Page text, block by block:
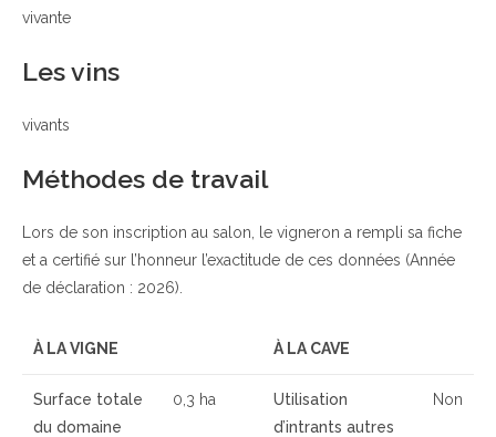
vivante
Les vins
vivants
Méthodes de travail
Lors de son inscription au salon, le vigneron a rempli sa fiche
et a certifié sur l’honneur l’exactitude de ces données (Année
de déclaration : 2026).
À LA VIGNE À LA CAVE
Surface totale
du domaine
0,3 ha
Utilisation
d’intrants autres
Non